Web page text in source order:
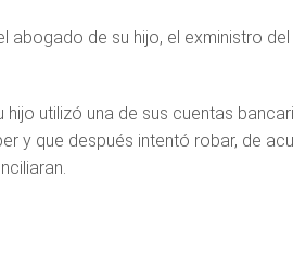
de su hijo, el exministro
utilizó una de sus cuentas
y que después intentó robar, de